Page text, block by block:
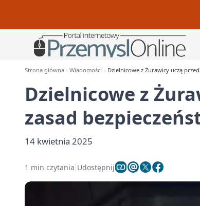
Strona główna Wiadomości Dzielnicowe z Żurawicy uczą
Dzielnicowe z
zasad
14 kwietnia 2025
1 min czytania Udostępnij